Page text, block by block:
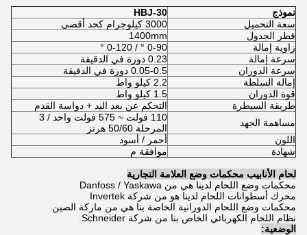
نموذج
HBJ-30
سعة التحميل
3000 كيلوجرام كحد أقصى
قطر الجدول
1400mm
زاوية إمالة
0-90 ° / 0-120 °
سرعة إمالة
0.23 دورة في الدقيقة
سرعة الدوران
0.05-0.5 دورة في الدقيقة
إمالة السلطة
2.2 كيلو واط
قوة الدوران
1.5 كيلو واط
طريقة السيطرة
التحكم عن بعد اليد + دواسة القدم
مساهمة الجهد
110 فولت ~ 575 فولت واحد / 3
المرحلة 50/60 هرتز
اللون
أحمر / أسود
شهادة
موافقة م
لحام الأنابيب محكمات وضع العلامة التجارية
محكمات وضع اللحام لدينا هي من Danfoss / Yaskawa
محرك أسطوانات اللحام لدينا هو من شركة Invertek
محكمات وضع اللحام الدورانية الخاصة بنا هي من ماركة الصين
نظام اللحام الكهربائي الخاص بنا من شركة Schneider.
الوضعية: